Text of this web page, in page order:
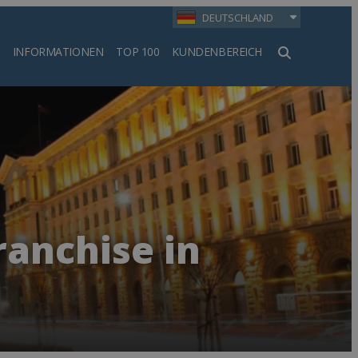
DEUTSCHLAND
INFORMATIONEN TOP 100 KUNDENBEREICH
in